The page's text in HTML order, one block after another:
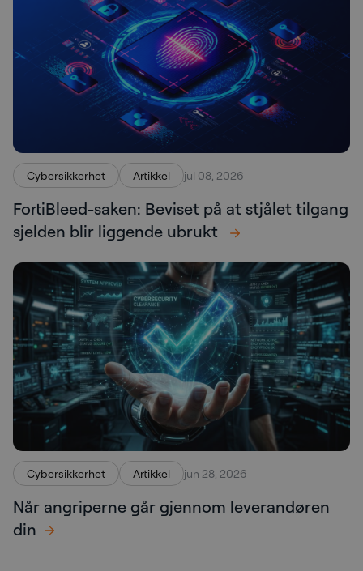
Cybersikkerhet Artikkel jul 08, 2026
FortiBleed-saken: Beviset på at stjålet tilgang
sjelden blir liggende ubrukt
Cybersikkerhet Artikkel jun 28, 2026
Når angriperne går gjennom leverandøren
din